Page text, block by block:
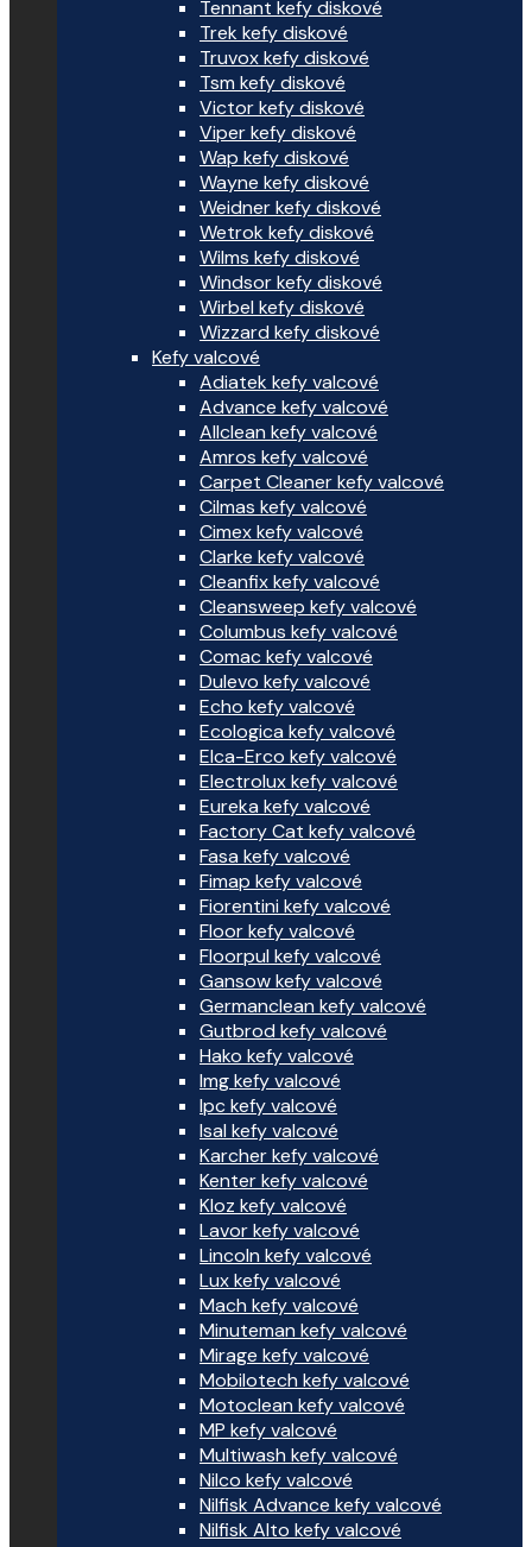
Tennant kefy diskové
Trek kefy diskové
Truvox kefy diskové
Tsm kefy diskové
Victor kefy diskové
Viper kefy diskové
Wap kefy diskové
Wayne kefy diskové
Weidner kefy diskové
Wetrok kefy diskové
Wilms kefy diskové
Windsor kefy diskové
Wirbel kefy diskové
Wizzard kefy diskové
Kefy valcové
Adiatek kefy valcové
Advance kefy valcové
Allclean kefy valcové
Amros kefy valcové
Carpet Cleaner kefy valcové
Cilmas kefy valcové
Cimex kefy valcové
Clarke kefy valcové
Cleanfix kefy valcové
Cleansweep kefy valcové
Columbus kefy valcové
Comac kefy valcové
Dulevo kefy valcové
Echo kefy valcové
Ecologica kefy valcové
Elca-Erco kefy valcové
Electrolux kefy valcové
Eureka kefy valcové
Factory Cat kefy valcové
Fasa kefy valcové
Fimap kefy valcové
Fiorentini kefy valcové
Floor kefy valcové
Floorpul kefy valcové
Gansow kefy valcové
Germanclean kefy valcové
Gutbrod kefy valcové
Hako kefy valcové
Img kefy valcové
Ipc kefy valcové
Isal kefy valcové
Karcher kefy valcové
Kenter kefy valcové
Kloz kefy valcové
Lavor kefy valcové
Lincoln kefy valcové
Lux kefy valcové
Mach kefy valcové
Minuteman kefy valcové
Mirage kefy valcové
Mobilotech kefy valcové
Motoclean kefy valcové
MP kefy valcové
Multiwash kefy valcové
Nilco kefy valcové
Nilfisk Advance kefy valcové
Nilfisk Alto kefy valcové